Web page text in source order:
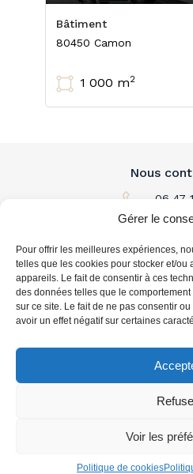
Gérer le
Pour offrir les meilleures expériences,
telles que les cookies pour stocker et/ou
appareils. Le fait de consentir à ces
des données telles que le
sur ce site. Le fait de ne pas consentir
avoir un effet négatif sur certaines
Voir les
Politique de cookies
Bâtiment
80450 Camon
1 000 m2
L'immobilier
Nous
06 47
Par